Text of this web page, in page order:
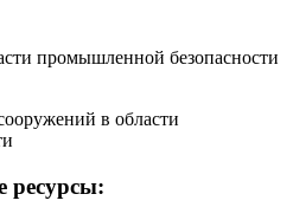
промышленной безопасности
в области
ресурсы: